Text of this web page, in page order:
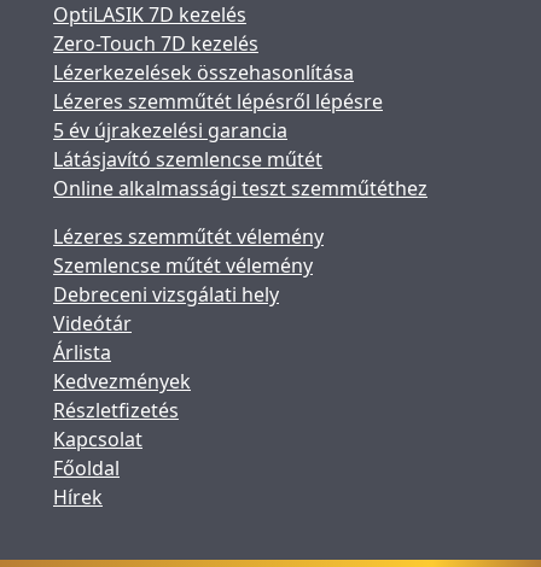
OptiLASIK 7D kezelés
Zero-Touch 7D kezelés
Lézerkezelések összehasonlítása
Lézeres szemműtét lépésről lépésre
5 év újrakezelési garancia
Látásjavító szemlencse műtét
Online alkalmassági teszt szemműtéthez
Lézeres szemműtét vélemény
Szemlencse műtét vélemény
Debreceni vizsgálati hely
Videótár
Árlista
Kedvezmények
Részletfizetés
Kapcsolat
Főoldal
Hírek